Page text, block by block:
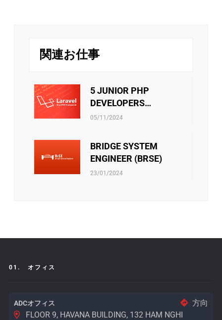
楽しませています。エキサイティングなガラディナーや
チームビルディングゲームは、リバークレインのメンバ
チームビルディング・ファミリーデー・お夏休
機会です。ご家族員に連携する際にはそれも誇り
に言われています。
リバークレーンベトナムは従業員に社会保険、医療保
サポートしています。さらに、他の保険契約も考慮さ
れ、検討されています。
社員向けの活動をサポートすることもあります。 ・文
化・芸術・スポーツクラブの運営費用 ・技術研究の教科
また会社政策通り、他のベネフィットもあります。
関連お仕事
5 JUNIOR PHP
DEVELOPERS
(LARAVEL)
05/11/2024
BRIDGE SYSTEM
ENGINEER (BRSE)
23/01/2024
01. オフィス
ADCオフィス
方向
FLOOR 9, HAVANA BUILDING, 132 HAM NGHI